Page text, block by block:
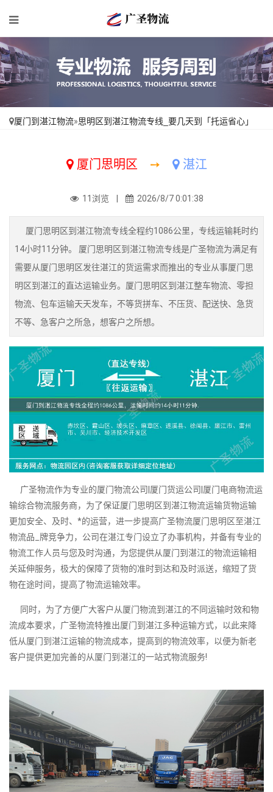
厦门到湛江物流»思明区到湛江物流专线_要几天到「托运省心」
厦门思明区 ➙ 湛江
11浏览 | 2026/8/7 0:01:38
厦门思明区到湛江物流专线全程约1086公里，专线运输耗时约
14小时11分钟。 厦门思明区到湛江物流专线是广圣物流为满足有
需要从厦门思明区发往湛江的货运需求而推出的专业从事厦门思
明区到湛江的直达运输业务。厦门思明区到湛江整车物流、零担
物流、包车运输天天发车，不等货拼车、不压货、配送快、急货
不等、急客户之所急，想客户之所想。
广圣物流作为专业的厦门物流公司|厦门货运公司|厦门电商物流运
输综合物流服务商，为了保证厦门思明区到湛江物流运输货物运输
更加安全、及时、*的运营，进一步提高广圣物流厦门思明区至湛江
物流品_牌竞争力，公司在湛江专门设立了办事机构，并备有专业的
物流工作人员与您及时沟通，为您提供从厦门到湛江的物流运输相
关延伸服务，极大的保障了货物的准时到达和及时派送，缩短了货
物在途时间，提高了物流运输效率。
同时，为了方便广大客户从厦门物流到湛江的不同运输时效和物
流成本要求，广圣物流特推出厦门到湛江多种运输方式，以此来降
低从厦门到湛江运输的物流成本，提高到的物流效率，以便为新老
客户提供更加完善的从厦门到湛江的一站式物流服务!